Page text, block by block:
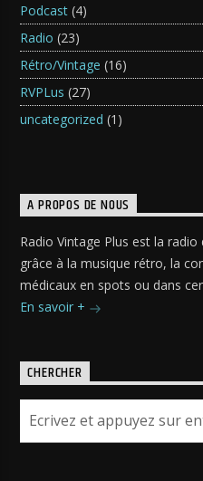
Podcast (4)
Radio (23)
Rétro/Vintage (16)
RVPLus (27)
uncategorized (1)
A PROPOS DE NOUS
Radio Vintage Plus est la
grâce à la musique rétro, la
médicaux en spots ou dans
En savoir +
CHERCHER